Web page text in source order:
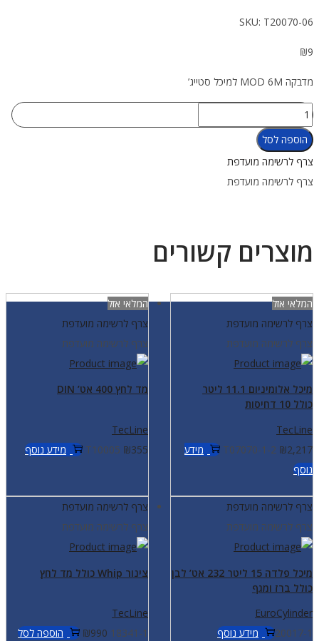
SKU: T20070-06
₪9
מדבקה MOD 6M למיכל סטייג’
כמות
של
מדבקת
MOD
6M
הוספה לסל
צרף לרשימה מועדפת
צרף לרשימה מועדפת
מוצרים קשורים
המלאי אזל
צרף לרשימה מועדפת
צרף לרשימה מועדפת
מיכל אלומיניום 11.1 ליטר
כולל 10 דחיסות
TecLine
T07070-1-2 ₪2,217
מידע
נוסף
המלאי אזל
צרף לרשימה מועדפת
צרף לרשימה מועדפת
מד לחץ 400 אט’ DIN
TecLine
T10005 ₪355 מידע נוסף
צרף לרשימה מועדפת
צרף לרשימה מועדפת
מיכל פלדה 15 ליטר 232 אט’ לבן
כולל ברז ומגף
EuroCylinder
20017-1
מידע נוסף
צרף לרשימה מועדפת
צרף לרשימה מועדפת
צינור Whip כולל מד לחץ
TecLine
18341-1
₪990 הוספה לסל